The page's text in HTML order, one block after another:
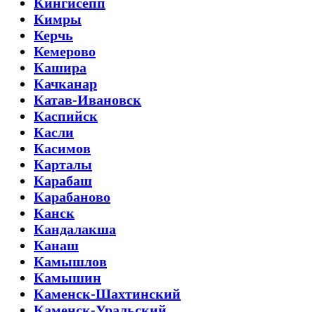
Кимры
Керчь
Кемерово
Кашира
Качканар
Катав-Ивановск
Каспийск
Касли
Касимов
Карталы
Карабаш
Карабаново
Канск
Кандалакша
Канаш
Камышлов
Камышин
Каменск-Шахтинский